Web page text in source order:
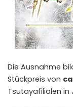
Die Ausnahme
Stückpreis von
Tsutayafilialen in